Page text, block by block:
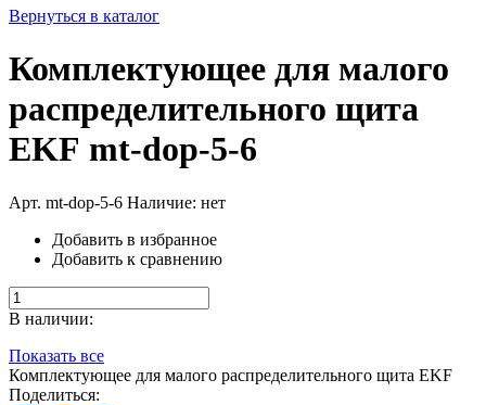
Вернуться в каталог
Комплектующее для малого
распределительного щита
EKF mt-dop-5-6
Арт. mt-dop-5-6 Наличие: нет
Добавить в избранное
Добавить к сравнению
В наличии:
Показать все
Комплектующее для малого распределительного щита EKF
Поделиться: